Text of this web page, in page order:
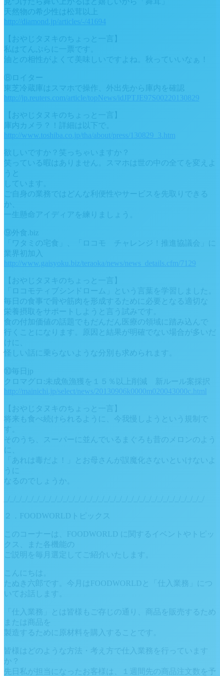
天然物の希少性は松茸以上
http://diamond.jp/articles/-/41694
【おやじタヌキのちょっと一言】
私はてんぷらに一票です。
油との相性がよくて美味しいですよね。秋っていいなぁ！
⑧ロイター
東芝冷蔵庫はスマホで操作、外出先から庫内を確認
http://jp.reuters.com/article/topNews/idJPTJE97S00220130829
【おやじタヌキのちょっと一言】
庫内カメラ？！詳細は以下で。
http://www.toshiba.co.jp/tha/about/press/130829_3.htm
欲しいですか？笑っちゃいますか？
笑っている暇はありません。スマホは世の中の全てを変えよ
うと
しています。
ご自身の業務ではどんな利便性やサービスを先取りできる
か、
一生懸命アイディアを練りましょう。
⑨外食.biz
「ワタミの宅食」、「ロコモ チャレンジ！推進協議会」に
業界初加入
http://www.gaisyoku.biz/teraoka/news/news_details.cfm/7129
【おやじタヌキのちょっと一言】
「ロコモティブシンドローム」という言葉を学習しました。
毎日の食事で骨や筋肉を形成するために必要となる適切な
栄養摂取をサポートしようと言う試みです。
食の付加価値の話題でもだんだん医療の領域に踏み込んで
行くことになります。原因と結果が明確でない場合が多いだ
けに、
怪しい話に乗らないような分別も求められます。
⑩毎日jp
クロマグロ:未成魚漁獲を１５％以上削減 新ルール案採択
http://mainichi.jp/select/news/20130906k0000m020043000c.html
【おやじタヌキのちょっと一言】
将来も食べ続けられるように、今我慢しようという規制で
す。
そのうち、スーパーに並んでいるまぐろも昔のメロンのよう
に、
「あれは毒だよ！」とお母さんが誤魔化さないといけないよ
うに
なるのでしょうか。
２．FOODWORLDトピックス
このコーナーは、FOODWORLD に関するイベントやトピッ
クス、また各機能の
ご説明を毎月選定してご紹介いたします。
こんにちは。
たぬき六郎です。今月はFOODWORLDと「仕入業務」につ
いてお話します。
「仕入業務」とは皆様もご存じの通り、商品を販売するため
または商品を
製造するために原材料を購入することです。
皆様はどのような方法・考え方で仕入業務を行っています
か？
先日私が担当になったお客様は、１週間先の商品注文数を予